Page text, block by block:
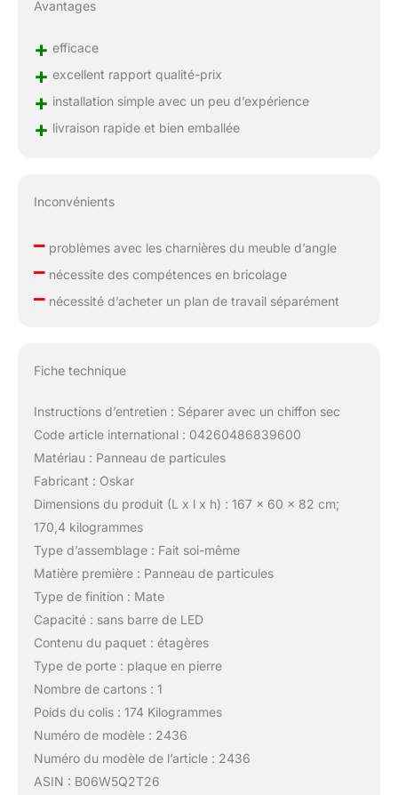
Avantages
+ efficace
+ excellent rapport qualité-prix
+ installation simple avec un peu d’expérience
+ livraison rapide et bien emballée
Inconvénients
–problèmes avec les charnières du meuble d’angle
–nécessite des compétences en bricolage
–nécessité d’acheter un plan de travail séparément
Fiche technique
Instructions d’entretien : Séparer avec un chiffon sec
Code article international : 04260486839600
Matériau : Panneau de particules
Fabricant : Oskar
Dimensions du produit (L x l x h) : 167 x 60 x 82 cm;
170,4 kilogrammes
Type d’assemblage : Fait soi-même
Matière première : Panneau de particules
Type de finition : Mate
Capacité : sans barre de LED
Contenu du paquet : étagères
Type de porte : plaque en pierre
Nombre de cartons : 1
Poids du colis : 174 Kilogrammes
Numéro de modèle : 2436
Numéro du modèle de l’article : 2436
ASIN : B06W5Q2T26